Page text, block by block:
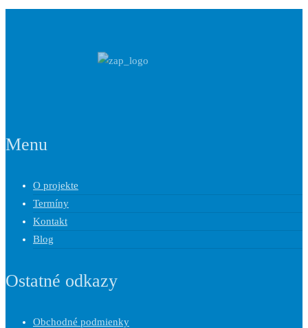
Menu
O projekte
Termíny
Kontakt
Blog
Ostatné odkazy
Obchodné podmienky